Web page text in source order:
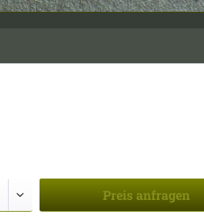
Preis anfragen